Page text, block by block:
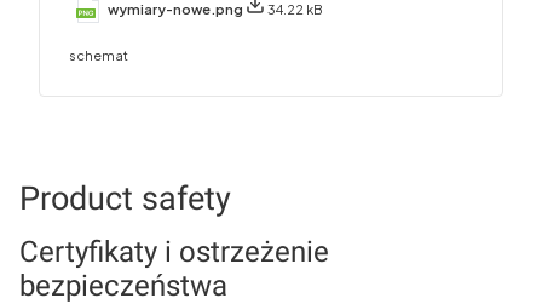
wymiary-nowe.png 34.22 kB
schemat
Product safety
Certyfikaty i ostrzeżenie
bezpieczeństwa